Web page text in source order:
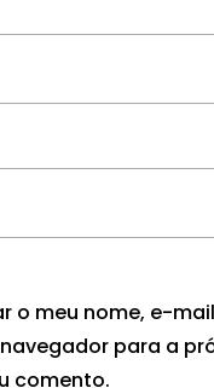
o meu nome, e-
para a
comento.